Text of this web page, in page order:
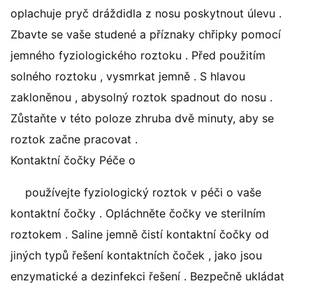
oplachuje pryč dráždidla z nosu poskytnout úlevu .
Zbavte se vaše studené a příznaky chřipky pomocí
jemného fyziologického roztoku . Před použitím
solného roztoku , vysmrkat jemně . S hlavou
zakloněnou , abysolný roztok spadnout do nosu .
Zůstaňte v této poloze zhruba dvě minuty, aby se
roztok začne pracovat .
Kontaktní čočky Péče o
používejte fyziologický roztok v péči o vaše
kontaktní čočky . Opláchněte čočky ve sterilním
roztokem . Saline jemně čistí kontaktní čočky od
jiných typů řešení kontaktních čoček , jako jsou
enzymatické a dezinfekci řešení . Bezpečně ukládat